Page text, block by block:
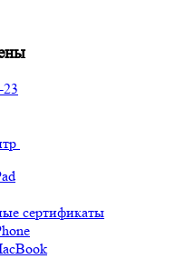
сертификаты